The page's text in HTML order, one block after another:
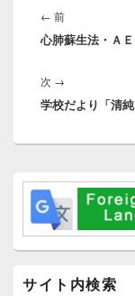
稿
ナ
ゲ
ー
シ
← 前前
の
心肺蘇生法・Ａ
次 →
の
稿:
学校だより「清
メ
サイト内検索